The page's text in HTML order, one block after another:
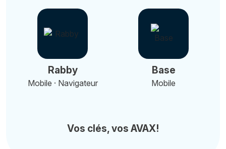
Rabby
Mobile · Navigateur
Base
Mobile
Vos clés, vos AVAX!